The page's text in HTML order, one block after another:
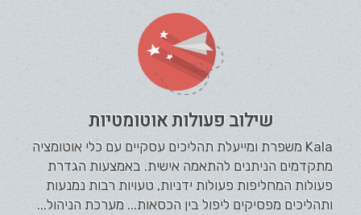
שילוב פעולות אוטומטיות
Kala משפרת ומייעלת תהליכים עסקיים עם כלי אוטומציה
מתקדמים הניתנים להתאמה אישית. באמצעות הגדרת
פעולות המחליפות פעולות ידניות, טעויות רבות נמנעות
ותהליכים מפסיקים ליפול בין הכסאות... מערכת הניהול...